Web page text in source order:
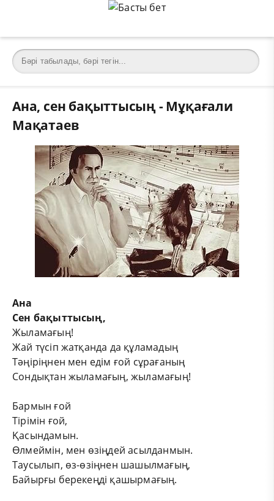
Ана, сен бақыттысың - Мұқағали
Мақатаев
Ана
Сен бақыттысың,
Жыламағың!
Жай түсіп жатқанда да құламадың
Тәңіріңнен мен едім ғой сұрағаның
Сондықтан жыламағың, жыламағың!
Бармын ғой
Тірімін ғой,
Қасындамын.
Өлмеймін, мен өзіңдей асылданмын.
Таусылып, өз-өзіңнен шашылмағың,
Байырғы берекеңді қашырмағың.